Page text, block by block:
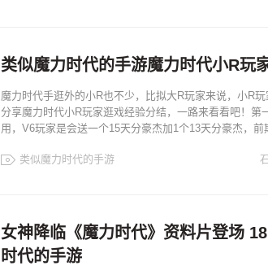
类似魔力时代的手游魔力时代小R玩
魔力时代手逛外的小R也不少，比拟大R玩家来说，小R
分享魔力时代小R玩家逛戏经验分结，一路来看看吧！第
用，V6玩家是会送一个15天分豪杰加1个13天分豪杰，
类似魔力时代的手游
女神降临《魔力时代》资料片登场
时代的手游